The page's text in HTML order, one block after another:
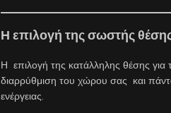
Η επιλογή της σωστής
Η επιλογή της κατάλληλης θέσης για
διαρρύθμιση του χώρου σας και
ενέργειας.